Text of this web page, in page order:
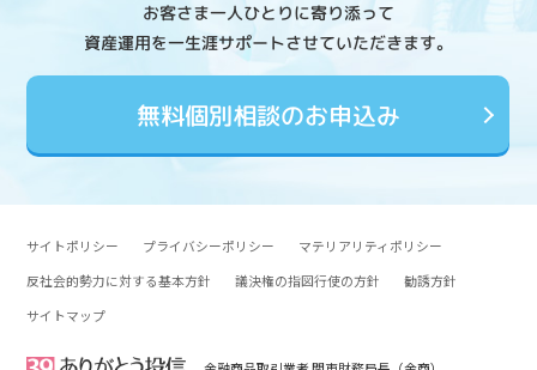
お客さま一人ひとりに寄り添って
資産運用を一生涯サポートさせていただきます。
無料個別相談のお申込み
サイトポリシー プライバシーポリシー
マテリアリティポリシー
反社会的勢力に対する基本方針
議決権の指図行使の方針
勧誘方針
サイトマップ